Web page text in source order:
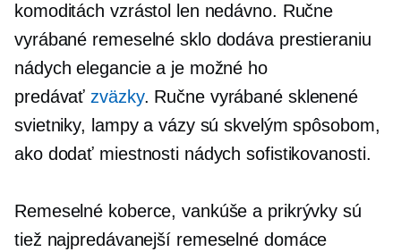
komoditách vzrástol len nedávno. Ručne
vyrábané remeselné sklo dodáva prestieraniu
nádych elegancie a je možné ho
predávať zväzky. Ručne vyrábané sklenené
svietniky, lampy a vázy sú skvelým spôsobom,
ako dodať miestnosti nádych sofistikovanosti.
Remeselné koberce, vankúše a prikrývky sú
tiež najpredávanejší remeselné domáce